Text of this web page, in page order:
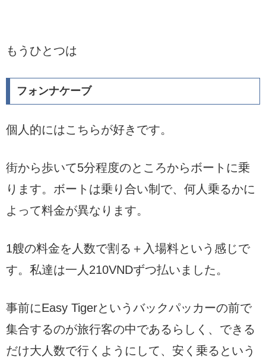
もうひとつは
フォンナケーブ
個人的にはこちらが好きです。
街から歩いて5分程度のところからボートに乗
ります。ボートは乗り合い制で、何人乗るかに
よって料金が異なります。
1艘の料金を人数で割る＋入場料という感じで
す。私達は一人210VNDずつ払いました。
事前にEasy Tigerというバックパッカーの前で
集合するのが旅行客の中であるらしく、できる
だけ大人数で行くようにして、安く乗るという